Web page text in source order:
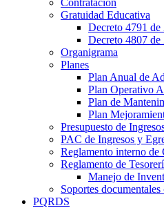
Contratación
Gratuidad Educativa
Decreto 4791 de
Decreto 4807 de
Organigrama
Planes
Plan Anual de
Plan Operativo
Plan de
Plan
Presupuesto de
PAC de Ingresos y
Reglamento interno de
Reglamento de
Manejo de
Soportes
PQRDS